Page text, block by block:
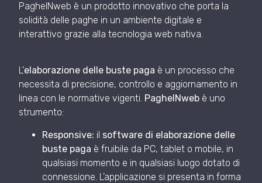
PagheINweb è un prodotto innovativo che porta la
solidità delle paghe in un ambiente digitale e
interattivo grazie alla tecnologia web nativa.
L’elaborazione delle buste paga è un processo che
necessita di precisione, controllo e aggiornamento in
linea con le normative vigenti. PagheINweb è uno
strumento:
Responsive: il software di elaborazione delle
buste paga è fruibile da PC, tablet o mobile, in
qualsiasi momento e in qualsiasi luogo dotato di
connessione. L’applicazione si presenta in forma